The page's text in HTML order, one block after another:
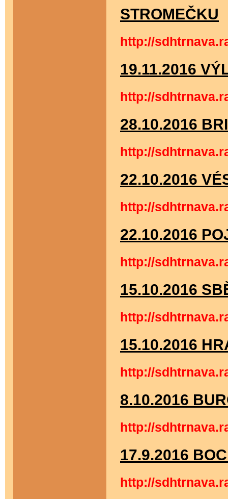
STROMEČKU
http://
19.11.2016
http://
28.10.2016
http://
22.10.2016
http://
22.10.2016
http://
15.10.2016
http://
15.10.2016
http://
8.10.2016
http://
17.9.2016
http://